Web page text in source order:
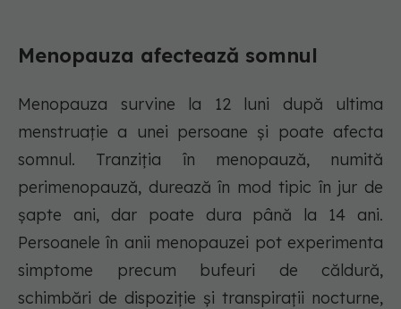
Menopauza afectează somnul
Menopauza survine la 12 luni după ultima
menstruație a unei persoane și poate afecta
somnul. Tranziția în menopauză, numită
perimenopauză, durează în mod tipic în jur de
șapte ani, dar poate dura până la 14 ani.
Persoanele în anii menopauzei pot experimenta
simptome precum bufeuri de căldură,
schimbări de dispoziție și transpirații nocturne,